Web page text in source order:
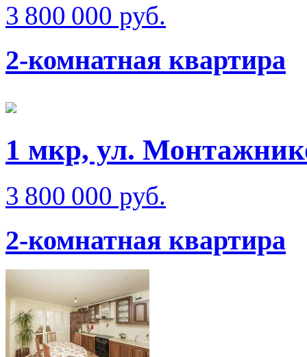
3 800 000 руб.
2-комнатная квартира
1 мкр, ул.
3 800 000 руб.
2-комнатная квартира